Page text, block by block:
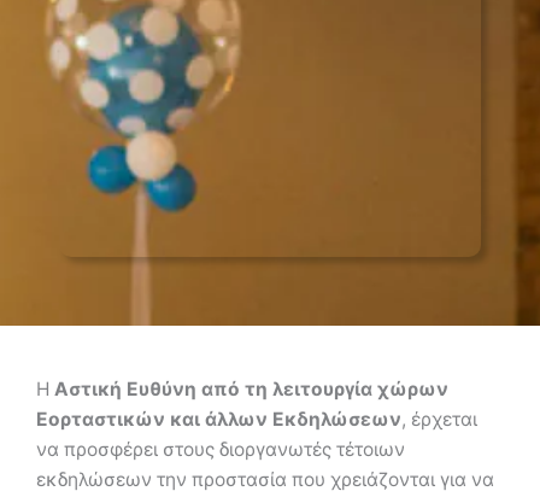
Η Αστική Ευθύνη από τη λειτουργία χώρων
Εορταστικών και άλλων Εκδηλώσεων, έρχεται
να προσφέρει στους διοργανωτές τέτοιων
εκδηλώσεων την προστασία που χρειάζονται για να